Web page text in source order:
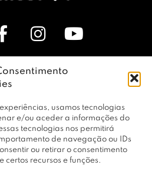
usamos tecnologias
e/ou aceder a informações do
tecnologias nos permitirá
de navegação ou IDs
ou retirar o consentimento
recursos e funções.
ÚTEIS
EMPRESA
PERFIL